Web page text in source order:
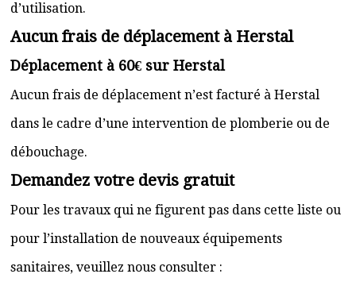
d’utilisation.
Aucun frais de déplacement à Herstal
Déplacement à 60€ sur Herstal
Aucun frais de déplacement n’est facturé à Herstal
dans le cadre d’une intervention de plomberie ou de
débouchage.
Demandez votre devis gratuit
Pour les travaux qui ne figurent pas dans cette liste ou
pour l’installation de nouveaux équipements
sanitaires, veuillez nous consulter :